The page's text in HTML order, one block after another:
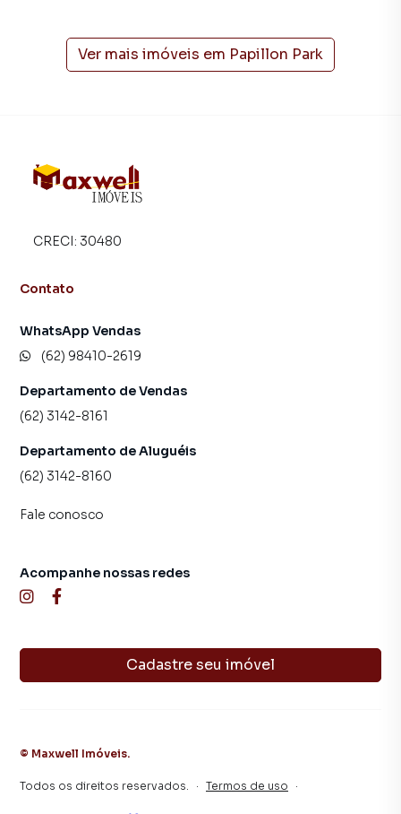
Ver mais imóveis em Papillon Park
CRECI: 30480
Contato
WhatsApp Vendas
(62) 98410-2619
Departamento de Vendas
(62) 3142-8161
Departamento de Aluguéis
(62) 3142-8160
Fale conosco
Cadastre seu imóvel
Acompanhe nossas redes
© Maxwell Imóveis.
Todos os direitos reservados. · Termos de uso ·